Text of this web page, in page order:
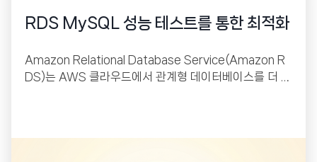
RDS MySQL 성능 테스트를 통한 최적화
Amazon Relational Database Service(Amazon R
DS)는 AWS 클라우드에서 관계형 데이터베이스를 더 쉽